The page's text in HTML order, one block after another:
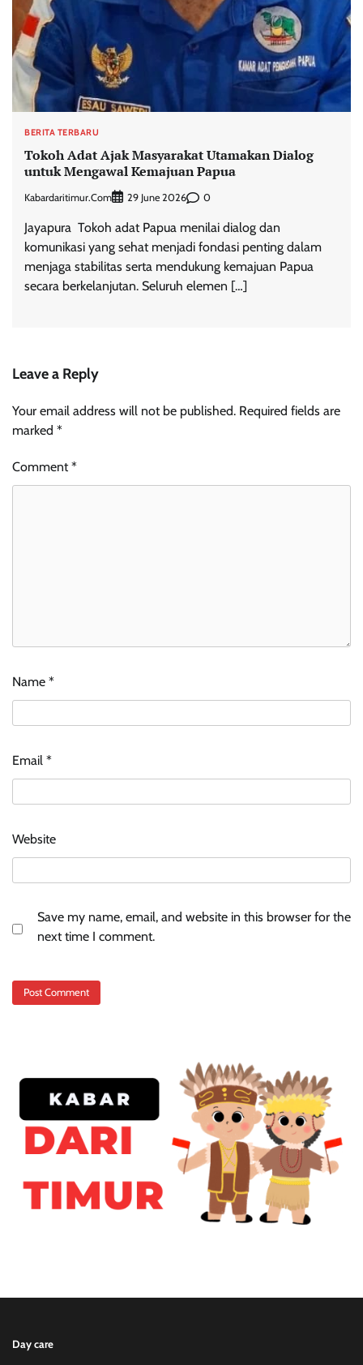
BERITA TERBARU
Tokoh Adat Ajak Masyarakat Utamakan Dialog
untuk Mengawal Kemajuan Papua
Kabardaritimur.com 29 June 2026 0
Jayapura  Tokoh adat Papua menilai dialog dan
komunikasi yang sehat menjadi fondasi penting dalam
menjaga stabilitas serta mendukung kemajuan Papua
secara berkelanjutan. Seluruh elemen […]
Leave a Reply
Your email address will not be published. Required fields are
marked *
Comment*
Name *
Email *
Website
Save my name, email, and website in this browser for the
next time I comment.
Day care